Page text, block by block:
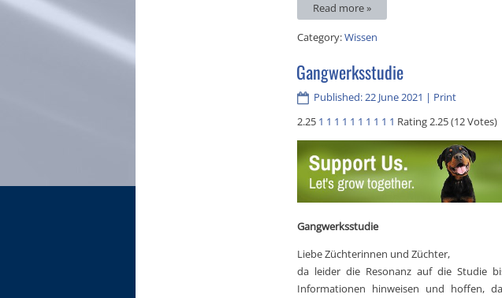
Read more »
Category:Wissen
Gangwerksstudie
Published: 22 June 2021 | Print
2.25 1 1 1 1 1 1 1 1 1 1 Rating 2.25 (12 Votes)
Gangwerksstudie
Liebe Züchterinnen und Züchter,
da leider die Resonanz auf die Studie
Informationen hinweisen und hoffen,